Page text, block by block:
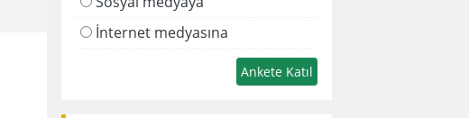
İnternet medyasına